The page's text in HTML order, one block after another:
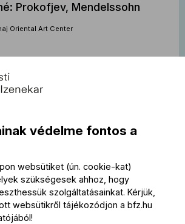
Prokofjev, Mendelssohn
Oriental Art Center
Prokofjev, Mendelssohn
Koncertterem, Tajpej
védelme fontos a
websütiket (ún. cookie-kat)
szükségesek ahhoz, hogy
szolgáltatásainkat. Kérjük,
websütikről tájékozódjon a bfz.hu
!